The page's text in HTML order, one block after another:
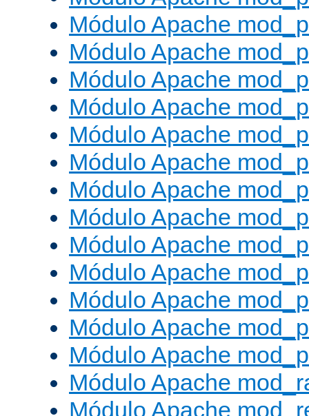
Módulo Apache
Módulo Apache
Módulo Apache
Módulo Apache
Módulo Apache
Módulo Apache
Módulo Apache
Módulo Apache
Módulo Apache
Módulo Apache
Módulo Apache
Módulo Apache
Módulo Apache
Módulo Apache
Módulo Apache